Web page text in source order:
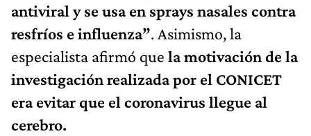
antiviral y se usa en sprays nasales contra
resfríos e influenza”. Asimismo, la
especialista afirmó que la motivación de la
investigación realizada por el CONICET
era evitar que el coronavirus llegue al
cerebro.